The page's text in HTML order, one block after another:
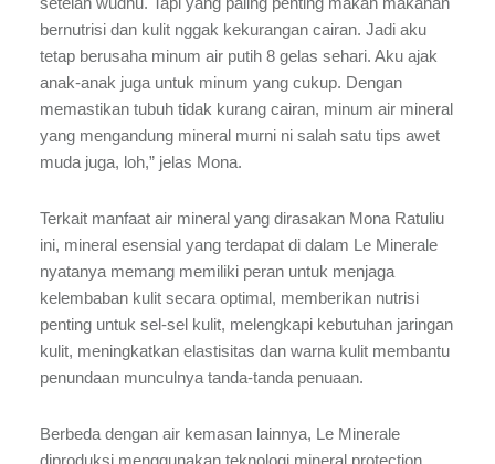
bernutrisi dan kulit nggak kekurangan cairan. Jadi aku
tetap berusaha minum air putih 8 gelas sehari. Aku ajak
anak-anak juga untuk minum yang cukup. Dengan
memastikan tubuh tidak kurang cairan, minum air mineral
yang mengandung mineral murni ni salah satu tips awet
muda juga, loh,” jelas Mona.
Terkait manfaat air mineral yang dirasakan Mona Ratuliu
ini, mineral esensial yang terdapat di dalam Le Minerale
nyatanya memang memiliki peran untuk menjaga
kelembaban kulit secara optimal, memberikan nutrisi
penting untuk sel-sel kulit, melengkapi kebutuhan jaringan
kulit, meningkatkan elastisitas dan warna kulit membantu
penundaan munculnya tanda-tanda penuaan.
Berbeda dengan air kemasan lainnya, Le Minerale